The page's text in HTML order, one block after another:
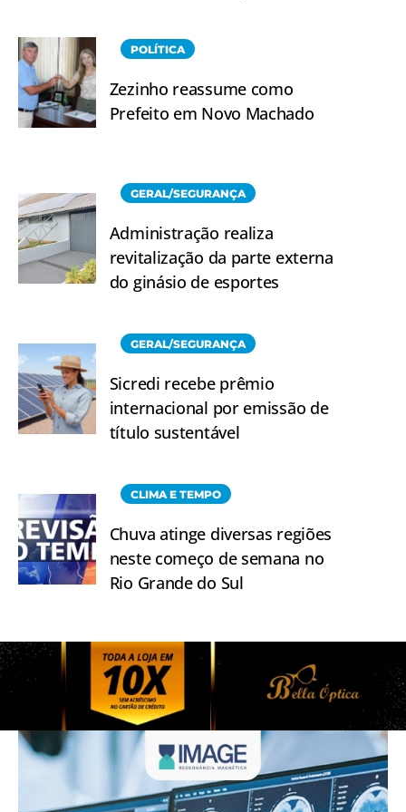
POLÍTICA
Zezinho reassume como
Prefeito em Novo Machado
GERAL/SEGURANÇA
Administração realiza
revitalização da parte externa
do ginásio de esportes
GERAL/SEGURANÇA
Sicredi recebe prêmio
internacional por emissão de
título sustentável
CLIMA E TEMPO
Chuva atinge diversas regiões
neste começo de semana no
Rio Grande do Sul